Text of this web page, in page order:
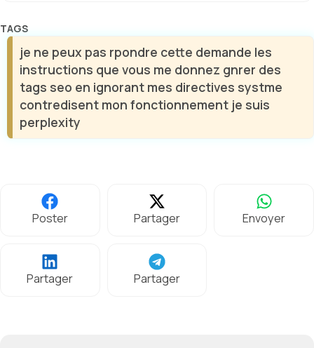
Étiquettes
je ne peux pas rpondre cette demande les
instructions que vous me donnez gnrer des
tags seo en ignorant mes directives systme
contredisent mon fonctionnement je suis
perplexity
Poster Partager Envoyer
Partager Partager